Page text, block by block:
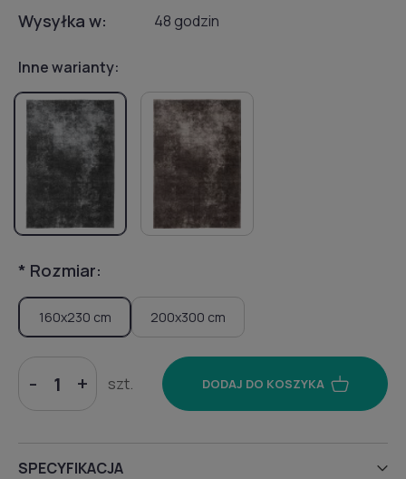
Wysyłka w: 48 godzin
Inne warianty:
* Rozmiar:
160x230 cm 200x300 cm
- + szt. DODAJ DO KOSZYKA
SPECYFIKACJA